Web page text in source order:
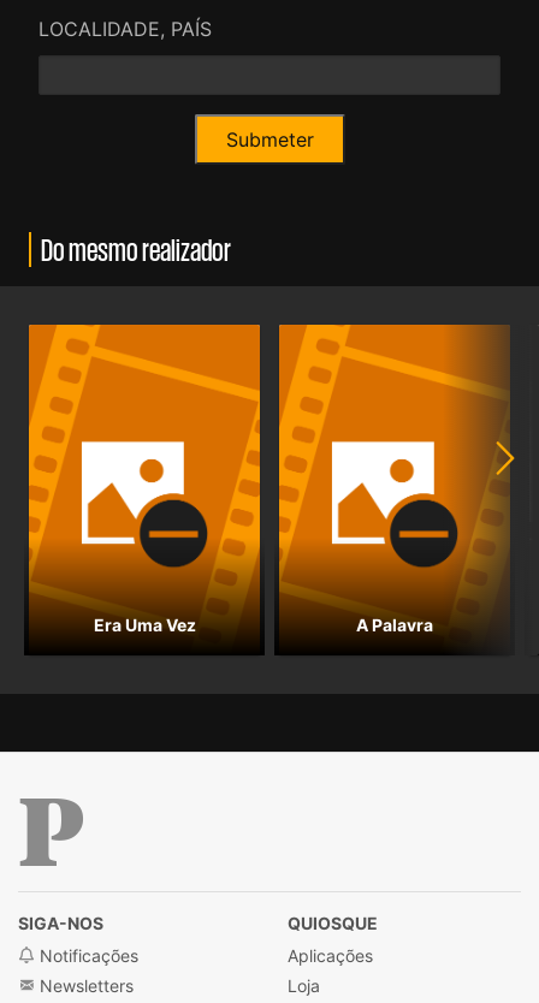
LOCALIDADE, PAÍS
Do mesmo realizador
Era Uma Vez A Palavra
SIGA-NOS
Notificações
Newsletters
QUIOSQUE
Aplicações
Loja